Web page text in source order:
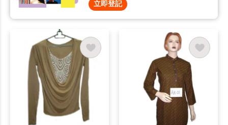
立即登記